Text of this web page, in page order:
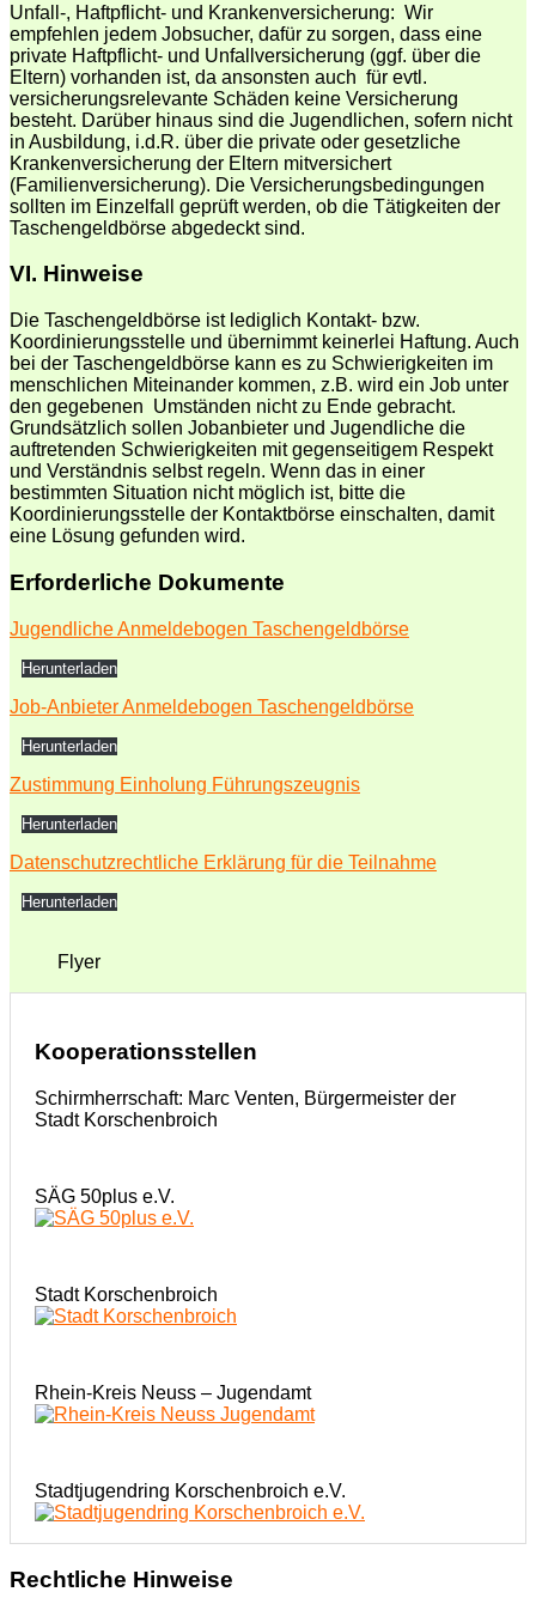
Unfall-, Haftpflicht- und Krankenversicherung: Wir
empfehlen jedem Jobsucher, dafür zu sorgen, dass eine
private Haftpflicht- und Unfallversicherung (ggf. über die
Eltern) vorhanden ist, da ansonsten auch für evtl.
versicherungsrelevante Schäden keine Versicherung
besteht. Darüber hinaus sind die Jugendlichen, sofern nicht
in Ausbildung, i.d.R. über die private oder gesetzliche
Krankenversicherung der Eltern mitversichert
(Familienversicherung). Die Versicherungsbedingungen
sollten im Einzelfall geprüft werden, ob die Tätigkeiten der
Taschengeldbörse abgedeckt sind.
VI. Hinweise
Die Taschengeldbörse ist lediglich Kontakt- bzw.
Koordinierungsstelle und übernimmt keinerlei Haftung. Auch
bei der Taschengeldbörse kann es zu Schwierigkeiten im
menschlichen Miteinander kommen, z.B. wird ein Job unter
den gegebenen Umständen nicht zu Ende gebracht.
Grundsätzlich sollen Jobanbieter und Jugendliche die
auftretenden Schwierigkeiten mit gegenseitigem Respekt
und Verständnis selbst regeln. Wenn das in einer
bestimmten Situation nicht möglich ist, bitte die
Koordinierungsstelle der Kontaktbörse einschalten, damit
eine Lösung gefunden wird.
Erforderliche Dokumente
Jugendliche Anmeldebogen Taschengeldbörse
Herunterladen
Job-Anbieter Anmeldebogen Taschengeldbörse
Herunterladen
Zustimmung Einholung Führungszeugnis
Herunterladen
Datenschutzrechtliche Erklärung für die Teilnahme
Herunterladen
Flyer
Kooperationsstellen
Schirmherrschaft: Marc Venten, Bürgermeister der
Stadt Korschenbroich
SÄG 50plus e.V.
Stadt Korschenbroich
Rhein-Kreis Neuss – Jugendamt
Stadtjugendring Korschenbroich e.V.
Rechtliche Hinweise